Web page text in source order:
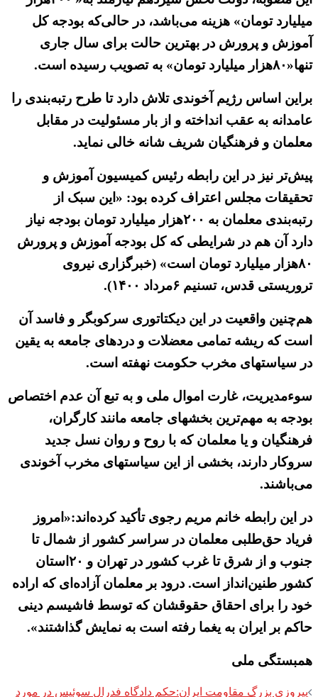
میلیارد تومان» هزینه می‌باشد، در حالی‌که بودجه کل
آموزش و پرورش در بهترین حالت برای سال جاری
تنها«۸۰هزار میلیارد تومان» به تصویب رسیده است.
براین اساس رژیم آخوندی تلاش دارد تا طرح رتبه‌بندی را
عامدانه به عقب انداخته و از بار مسئولیت در مقابل
معلمان و فرهنگیان شریف شانه خالی نماید.
پیش‌تر نیز در این رابطه رئیس کمیسیون آموزش و
تحقیقات مجلس اعتراف کرده بود: «این سبک از
رتبه‌بندی معلمان به ۲۰۰هزار میلیارد تومان بودجه نیاز
دارد آن هم در شرایطی که کل بودجه آموزش و پرورش
۸۰هزار میلیارد تومان است» (خبرگزاری نیروی
تروریستی قدس، تسنیم ۶مرداد ۱۴۰۰).
هم‌چنین واقعیت در این دیکتاتوری سرکوبگر و فاسد آن
است که ریشه تمامی معضلات و دردهای جامعه به یقین
در سیاستهای مخرب حکومت نهفته است.
سوء‌مدیریت، غارت اموال ملی و به تبع آن عدم اختصاص
بودجه به مهم‌ترین بخشهای جامعه مانند کارگران،
فرهنگیان و یا معلمان که با روح و روان نسل جدید
سروکار دارند، بخشی از این سیاستهای مخرب آخوندی
می‌باشند.
در این رابطه خانم مریم رجوی تأکید کرده‌اند:«امروز
فریاد حق‌طلبی معلمان در سراسر کشور از شمال تا
جنوب و از شرق تا غرب کشور در تهران و ۲۰استان
کشور طنین‌انداز است. درود بر معلمان آزاده‌ای که اراده
خود را برای احقاق حقوقشان که توسط فاشیسم دینی
حاکم بر ایران به یغما رفته است به نمایش گذاشتند».
همبستگی ملی
Post
پیروزی بزرگ مقاومت ایران:حکم دادگاه فدرال سوئیس در مورد